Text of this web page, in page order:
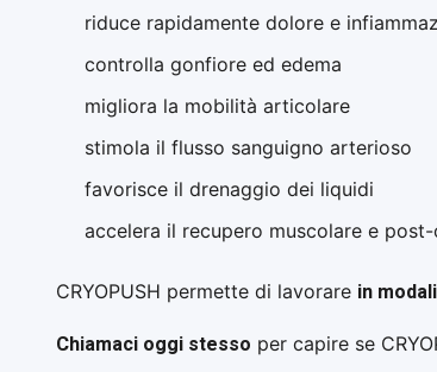
riduce rapidamente dolore e
controlla gonfiore ed edema
migliora la mobilità articolare
stimola il flusso sanguigno arterioso
favorisce il drenaggio dei liquidi
accelera il recupero muscolare e
CRYOPUSH permette di lavorare in
Chiamaci oggi stesso per capire se